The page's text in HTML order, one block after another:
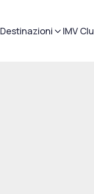
Destinazioni IMV